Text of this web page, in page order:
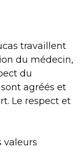
travaillent
du médecin,
du
agréés et
Le respect et
valeurs